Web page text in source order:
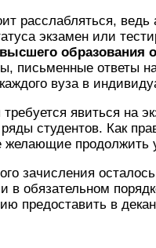
расслабляться, ведь
экзамен или
письменные ответы
вуза в
явиться на
студентов. Как
продолжить
зачисления
в обязательном
предоставить в